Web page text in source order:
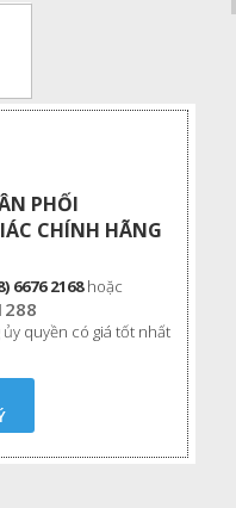
PHỐI
CHÍNH HÃNG
6676 2168hoặc
quyền có giá tốt nhất